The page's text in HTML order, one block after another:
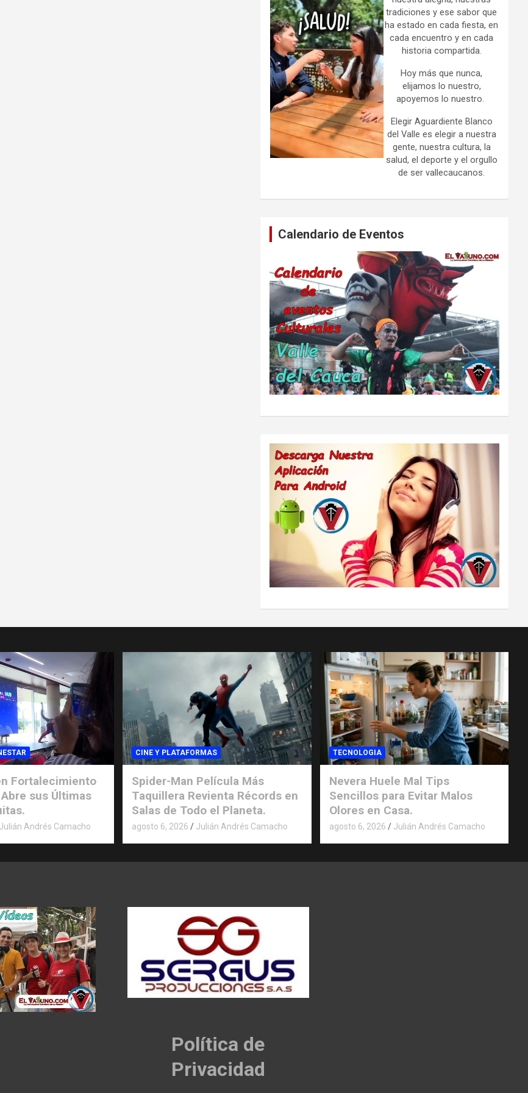
tradiciones y ese sabor que
ha estado en cada fiesta, en
cada encuentro y en cada
historia compartida.
Hoy más que nunca,
elijamos lo nuestro,
apoyemos lo nuestro.
Elegir Aguardiente Blanco
del Valle es elegir a nuestra
gente, nuestra cultura, la
salud, el deporte y el orgullo
de ser vallecaucanos.
Calendario de Eventos
Fortalecimiento
sus Últimas
Julián Andrés Camacho
CINE Y PLATAFORMAS
Spider-Man Película Más
Taquillera Revienta Récords en
Salas de Todo el Planeta.
agosto 6, 2026 Julián Andrés Camacho
TECNOLOGIA
Nevera Huele Mal Tips
Sencillos para Evitar Malos
Olores en Casa.
agosto 6, 2026 Julián Andrés Camacho
Política de
Privacidad